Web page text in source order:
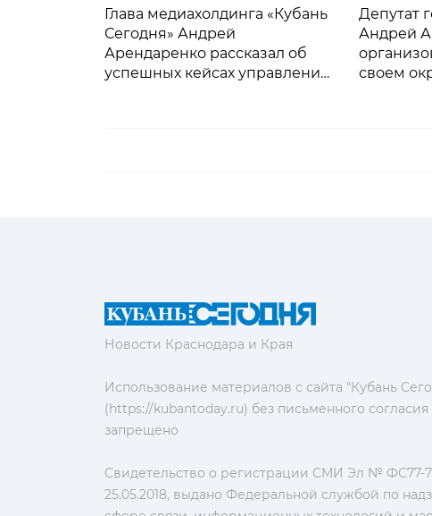
Глава медиахолдинга «Кубань
Сегодня» Андрей
Арендаренко рассказал об
успешных кейсах управления
Депутат
Андрей
своем
Новости Краснодара и Края
Использование материалов с сайта "Кубань
(https://kubantoday.ru) без письменного
запрещено
Свидетельство о регистрации СМИ Эл № ФС77-
25.05.2018, выдано Федеральной службой по